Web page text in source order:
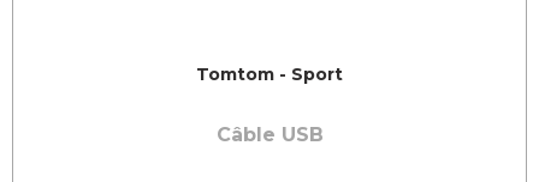
Tomtom - Sport
Câble USB